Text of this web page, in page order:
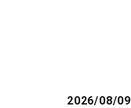
2026/08/09